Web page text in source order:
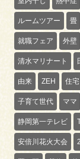
ルームツアー 畳
就職フェア 外壁
清水マリナート
由来 ZEH 住
子育て世代 ママ
静岡第一テレビ
安倍川花火大会